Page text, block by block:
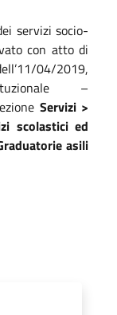
servizi socio-
con atto di
04/2019,
–
Servizi >
scolastici ed
asili